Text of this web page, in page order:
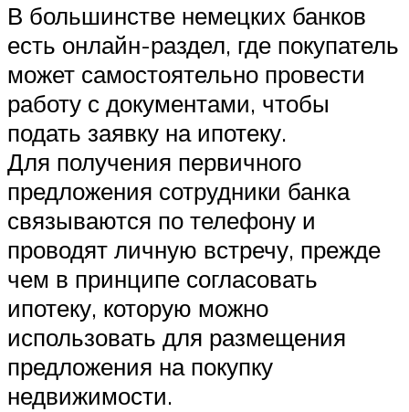
В большинстве немецких банков
есть онлайн-раздел, где покупатель
может самостоятельно провести
работу с документами, чтобы
подать заявку на ипотеку.
Для получения первичного
предложения сотрудники банка
связываются по телефону и
проводят личную встречу, прежде
чем в принципе согласовать
ипотеку, которую можно
использовать для размещения
предложения на покупку
недвижимости.